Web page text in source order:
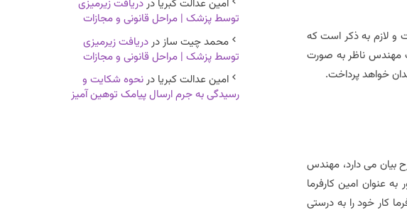
تعریف نموده است و لازم به ذکر است که
مهندس ناظر به صورت
بدین شرح بیان می دارد، مهندس
عنوان امین کارفرما
کار خود را به درستی
امین عدالت کبریا دردریافت زیرمیزی
توسط پزشک | مراحل قانونی و مجازات
محمد چیت ساز در دریافت زیرمیزی
توسط پزشک | مراحل قانونی و مجازات
امین عدالت کبریا درنحوه شکایت و
رسیدگی به جرم ارسال پیامک توهین آمیز